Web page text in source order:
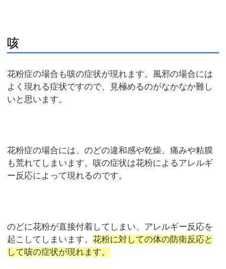
咳
花粉症の場合も咳の症状が現れます。風邪の場合には
よく現れる症状ですので、見極めるのがなかなか難し
いと思います。
花粉症の場合には、のどの違和感や乾燥、痛みや粘膜
も荒れてしまいます。咳の症状は花粉によるアレルギ
ー反応によって現れるのです。
のどに花粉が直接付着してしまい、アレルギー反応を
起こしてしまいます。花粉に対しての体の防衛反応と
して咳の症状が現れます。